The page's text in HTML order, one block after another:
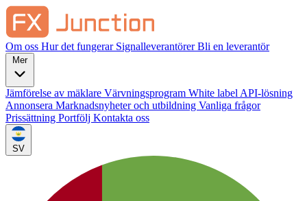
Om oss Hur det fungerar SignalleverantörerBli en leverantör
Mer
Jämförelse av mäklare Värvningsprogram White label API-lösning
Annonsera Marknadsnyheter och utbildning Vanliga frågor
Prissättning Portfölj Kontakta oss
SV